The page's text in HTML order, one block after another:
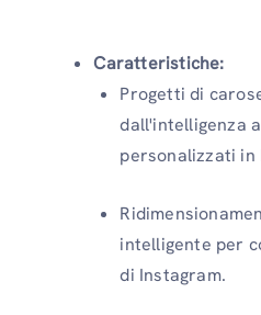
Caratteristiche:
Progetti di
dall'intelligenza
personalizzati in
intelligente per
di Instagram.